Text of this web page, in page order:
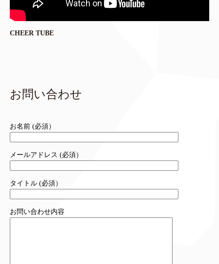
CHEER TUBE
お問い合わせ
お名前 (必須）
メールアドレス (必須）
タイトル (必須）
お問い合わせ内容